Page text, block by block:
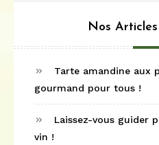
Nos
Tarte amandine aux
gourmand pour tous !
Laissez-vous guider
vin !